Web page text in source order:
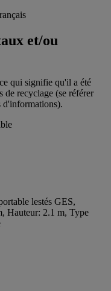
et/ou
qui signifie qu'il a été
de recyclage (se référer
d'informations).
lestés GES,
Hauteur: 2.1 m, Type